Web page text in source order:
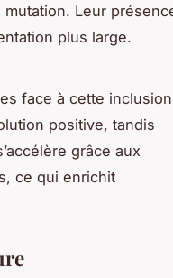
Leur
plus large.
face à cette
positive, tandis
grâce aux
ce qui enrichit